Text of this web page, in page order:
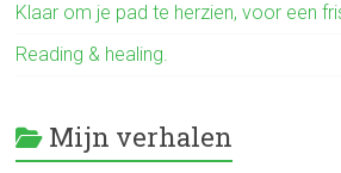
Klaar om je pad te herzien, voor een
Reading & healing.
Mijn verhalen